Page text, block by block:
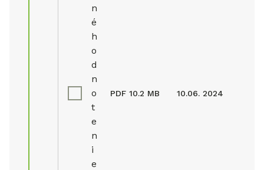
n
é
h
o
d
n
o
t
e
n
i
e
PDF 10.2 MB 10.06. 2024